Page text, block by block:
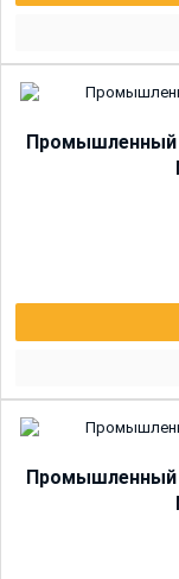
Промышленный
Промышленный